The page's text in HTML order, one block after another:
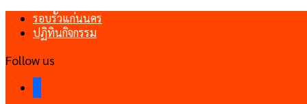
รอบรั้วแก่นนคร
ปฏิทินกิจกรรม
Follow us